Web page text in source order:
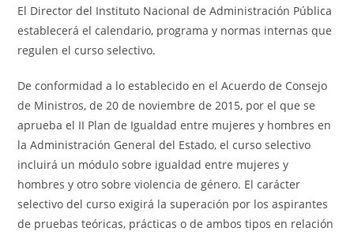
El Director del Instituto Nacional de Administración Pública
establecerá el calendario, programa y normas internas que
regulen el curso selectivo.
De conformidad a lo establecido en el Acuerdo de Consejo
de Ministros, de 20 de noviembre de 2015, por el que se
aprueba el II Plan de Igualdad entre mujeres y hombres en
la Administración General del Estado, el curso selectivo
incluirá un módulo sobre igualdad entre mujeres y
hombres y otro sobre violencia de género. El carácter
selectivo del curso exigirá la superación por los aspirantes
de pruebas teóricas, prácticas o de ambos tipos en relación